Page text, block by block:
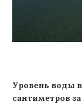
Уровень воды
сантиметров